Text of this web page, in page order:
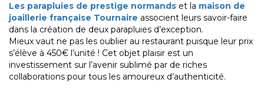
Les parapluies de prestige normands et la maison de
joaillerie française Tournaire associent leurs savoir-faire
dans la création de deux parapluies d’exception.
Mieux vaut ne pas les oublier au restaurant puisque leur prix
s’élève à 450€ l’unité ! Cet objet plaisir est un
investissement sur l’avenir sublimé par de riches
collaborations pour tous les amoureux d’authenticité.